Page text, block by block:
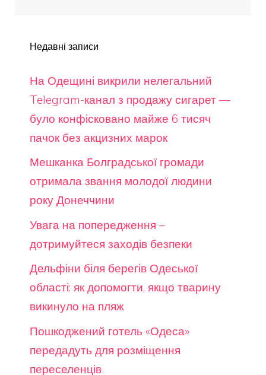
Недавні записи
На Одещині викрили нелегальний
Telegram-канал з продажу сигарет —
було конфісковано майже 6 тисяч
пачок без акцизних марок
Мешканка Болградської громади
отримала звання молодої людини
року Донеччини
Увага на попередження –
дотримуйтеся заходів безпеки
Дельфіни біля берегів Одеської
області: як допомогти, якщо тварину
викинуло на пляж
Пошкоджений готель «Одеса»
передадуть для розміщення
переселенців